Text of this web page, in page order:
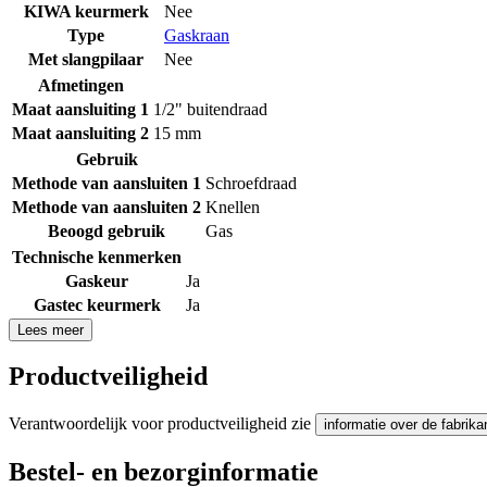
KIWA keurmerk
Nee
Type
Gaskraan
Met slangpilaar
Nee
Afmetingen
Maat aansluiting 1 1/2" buitendraad
Maat aansluiting 2 15 mm
Gebruik
Methode van aansluiten 1 Schroefdraad
Methode van aansluiten 2 Knellen
Beoogd gebruik
Gas
Technische kenmerken
Gaskeur
Ja
Gastec keurmerk
Ja
Lees meer
Productveiligheid
Verantwoordelijk voor productveiligheid zie informatie over de
Bestel- en bezorginformatie